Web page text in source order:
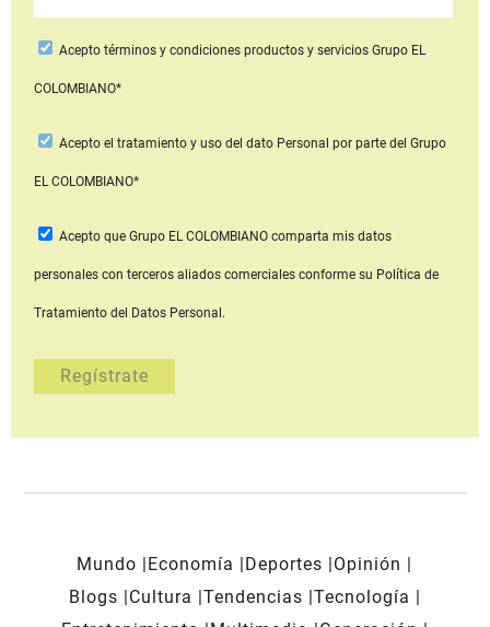
Aceptotérminos y condiciones productos y serviciosGrupo EL
COLOMBIANO*
Acepto el tratamiento y uso del dato Personal por parte del Grupo
EL COLOMBIANO*
Acepto que Grupo EL COLOMBIANOcomparta mis datos
personales con terceros aliados comerciales conforme su Política de
Tratamiento del Datos Personal.
Mundo Economía Deportes
Opinión
Blogs
Cultura Tendencias Tecnología